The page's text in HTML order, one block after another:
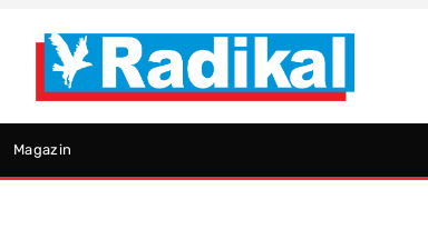
Magazin